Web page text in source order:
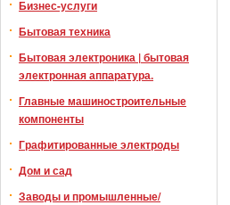
Бизнес-услуги
Бытовая техника
Бытовая электроника | бытовая
электронная аппаратура.
Главные машиностроительные
компоненты
Графитированные электроды
Дом и сад
Заводы и промышленные/